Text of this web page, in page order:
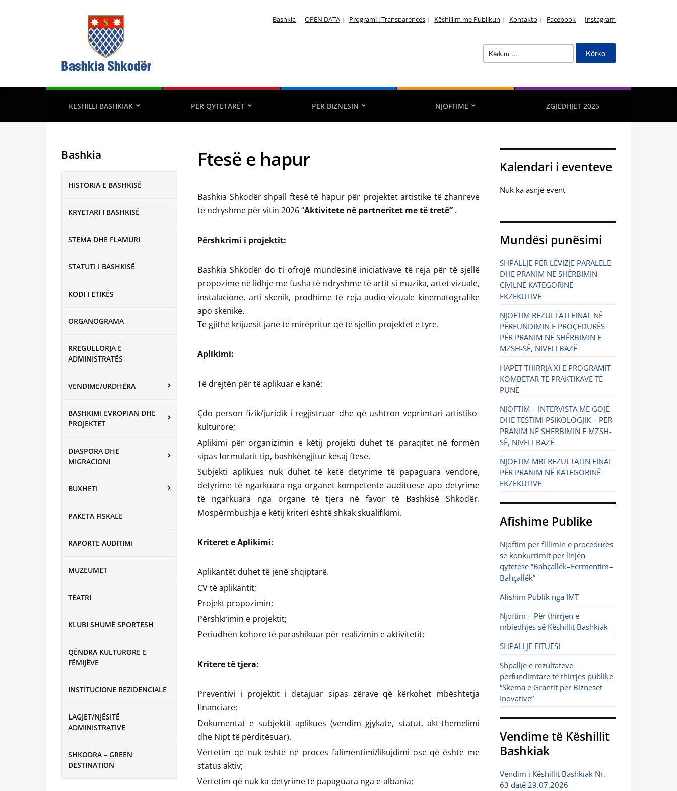
Bashkia OPEN DATA Programi i Transparencës Këshillim me Publikun Kontakto Facebook Instagram
Kërko
për:
KËSHILLI BASHKIAK PËR QYTETARËT PËR BIZNESIN NJOFTIME ZGJEDHJET 2025
Bashkia
HISTORIA E BASHKISË
KRYETARI I BASHKISË
STEMA DHE FLAMURI
STATUTI I BASHKISË
KODI I ETIKËS
ORGANOGRAMA
RREGULLORJA E
ADMINISTRATËS
VENDIME/URDHËRA
BASHKIMI EVROPIAN DHE
PROJEKTET
DIASPORA DHE
MIGRACIONI
BUXHETI
PAKETA FISKALE
RAPORTE AUDITIMI
MUZEUMET
TEATRI
KLUBI SHUMË SPORTESH
QËNDRA KULTURORE E
FËMIJËVE
INSTITUCIONE REZIDENCIALE
LAGJET/NJËSITË
ADMINISTRATIVE
SHKODRA – GREEN
DESTINATION
Ftesë e hapur
Bashkia Shkodër shpall ftesë të hapur për projektet artistike të zhanreve
të ndryshme për vitin 2026 “Aktivitete në partneritet me të tretë” .
Përshkrimi i projektit:
Bashkia Shkodër do t’i ofrojë mundësinë iniciativave të reja për të sjellë
propozime në lidhje me fusha të ndryshme të artit si muzika, artet vizuale,
instalacione, arti skenik, prodhime te reja audio-vizuale kinematografike
apo skenike.
Të gjithë krijuesit janë të mirëpritur që të sjellin projektet e tyre.
Aplikimi:
Të drejtën për të aplikuar e kanë:
Çdo person fizik/juridik i regjistruar dhe që ushtron veprimtari artistiko-
kulturore;
Aplikimi për organizimin e këtij projekti duhet të paraqitet në formën
sipas formularit tip, bashkëngjitur kësaj ftese.
Subjekti aplikues nuk duhet të ketë detyrime të papaguara vendore,
detyrime të ngarkuara nga organet kompetente audituese apo detyrime
të ngarkuara nga organe të tjera në favor të Bashkisë Shkodër.
Mospërmbushja e këtij kriteri është shkak skualifikimi.
Kriteret e Aplikimi:
Aplikantët duhet të jenë shqiptarë.
CV të aplikantit;
Projekt propozimin;
Përshkrimin e projektit;
Periudhën kohore të parashikuar për realizimin e aktivitetit;
Kritere të tjera:
Preventivi i projektit i detajuar sipas zërave që kërkohet mbështetja
financiare;
Dokumentat e subjektit aplikues (vendim gjykate, statut, akt-themelimi
dhe Nipt të përditësuar).
Vërtetim që nuk është në proces falimentimi/likujdimi ose që është me
status aktiv;
Vërtetim që nuk ka detyrime të papaguara nga e-albania;
Kalendari i eventeve
Nuk ka asnjë event
Mundësi punësimi
SHPALLJE PËR LËVIZJE PARALELE
DHE PRANIM NË SHËRBIMIN
CIVILNË KATEGORINË
EKZEKUTIVE
NJOFTIM REZULTATI FINAL NË
PËRFUNDIMIN E PROÇEDURËS
PËR PRANIM NË SHËRBIMIN E
MZSH-SË, NIVELI BAZË
HAPET THIRRJA XI E PROGRAMIT
KOMBËTAR TË PRAKTIKAVE TË
PUNË
NJOFTIM – INTERVISTA ME GOJË
DHE TESTIMI PSIKOLOGJIK – PËR
PRANIM NË SHËRBIMIN E MZSH-
SË, NIVELI BAZË
NJOFTIM MBI REZULTATIN FINAL
PËR PRANIM NË KATEGORINË
EKZEKUTIVE
Afishime Publike
Njoftim për fillimin e procedurës
së konkurrimit për linjën
qytetëse “Bahçallëk–Fermentim–
Bahçallëk”
Afishim Publik nga IMT
Njoftim – Për thirrjen e
mbledhjes së Këshillit Bashkiak
SHPALLJE FITUESI
Shpallje e rezultateve
përfundimtare të thirrjes publike
“Skema e Grantit për Bizneset
Inovative”
Vendime të Këshillit
Bashkiak
Vendim i Këshillit Bashkiak Nr.
63 datë 29.07.2026